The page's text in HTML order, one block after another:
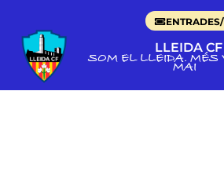
LLEIDA CF
SOM EL LLEIDA. MÉS
MAI